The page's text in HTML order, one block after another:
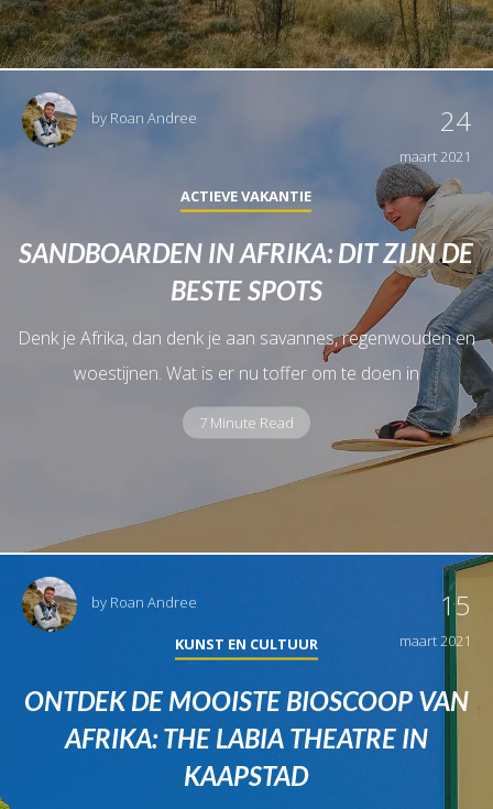
by Roan Andree 24
maart 2021
ACTIEVE VAKANTIE
SANDBOARDEN IN AFRIKA: DIT ZIJN DE
BESTE SPOTS
Denk je Afrika, dan denk je aan savannes, regenwouden en
woestijnen. Wat is er nu toffer om te doen in
7 Minute Read
by Roan Andree 15
maart 2021
KUNST EN CULTUUR
ONTDEK DE MOOISTE BIOSCOOP VAN
AFRIKA: THE LABIA THEATRE IN
KAAPSTAD